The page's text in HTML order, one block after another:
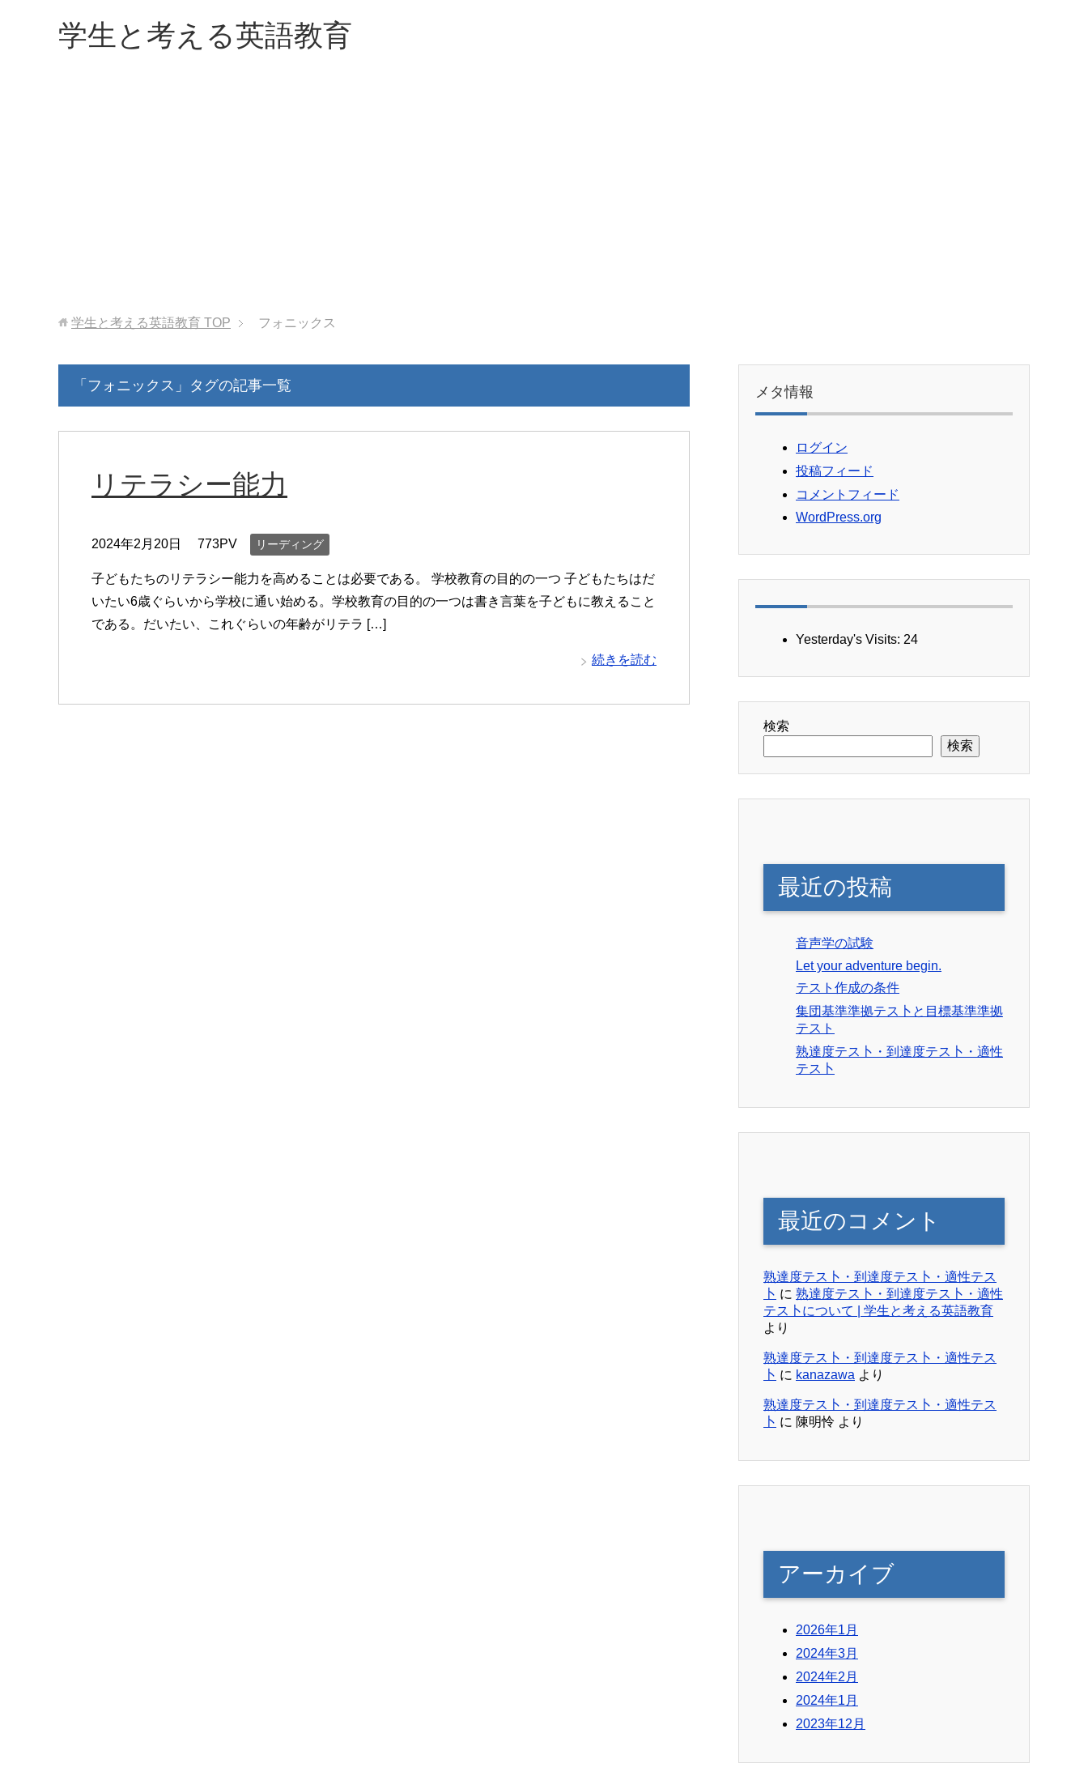
学生と考える英語教育
学生と考える英語教育 TOP フォニックス
「フォニックス」タグの記事一覧
リテラシー能力
2024年2月20日 773PV リーディング
子どもたちのリテラシー能力を高めることは必要である。 学校教育の目的の一つ 子どもたちはだ
いたい6歳ぐらいから学校に通い始める。学校教育の目的の一つは書き言葉を子どもに教えること
である。だいたい、これぐらいの年齢がリテラ […]
続きを読む
メタ情報
ログイン
投稿フィード
コメントフィード
WordPress.org
Yesterday's Visits: 24
検索
検索
最近の投稿
音声学の試験
Let your adventure begin.
テスト作成の条件
集団基準準拠テス卜と目標基準準拠
テスト
熟達度テス卜・到達度テス卜・適性
テス卜
最近のコメント
熟達度テス卜・到達度テス卜・適性テス
卜 に 熟達度テス卜・到達度テス卜・適性
テス卜について | 学生と考える英語教育
より
熟達度テス卜・到達度テス卜・適性テス
卜 に kanazawa より
熟達度テス卜・到達度テス卜・適性テス
卜 に 陳明怜 より
アーカイブ
2026年1月
2024年3月
2024年2月
2024年1月
2023年12月